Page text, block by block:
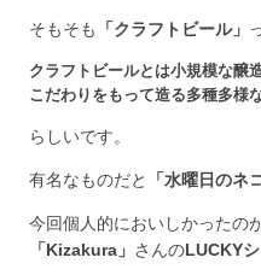
そもそも 「クラフトビール」
クラフトビールとは小規模な醸造
こだわりをもって造る多種多様
らしいです。
有名なものだと 「水曜日のネ
今回個人的においしかったのが
「Kizakura」 さんのLUCKY